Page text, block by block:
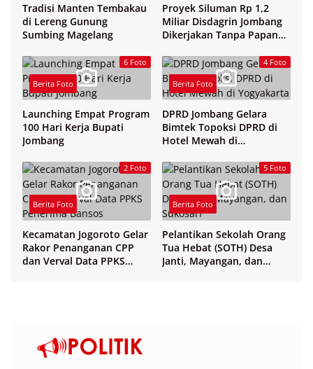
Tradisi Manten Tembakau
di Lereng Gunung
Sumbing Magelang
Proyek Siluman Rp 1,2
Miliar Disdagrin Jombang
Dikerjakan Tanpa Papan
6 Foto
Berita Foto
Launching Empat Program
100 Hari Kerja Bupati
Jombang
4 Foto
Berita Foto
DPRD Jombang Gelara
Bimtek Topoksi DPRD di
Hotel Mewah di
2 Foto
Berita Foto
Kecamatan Jogoroto Gelar
Rakor Penanganan CPP
dan Verval Data PPKS
5 Foto
Berita Foto
Pelantikan Sekolah Orang
Tua Hebat (SOTH) Desa
Janti, Mayangan, dan